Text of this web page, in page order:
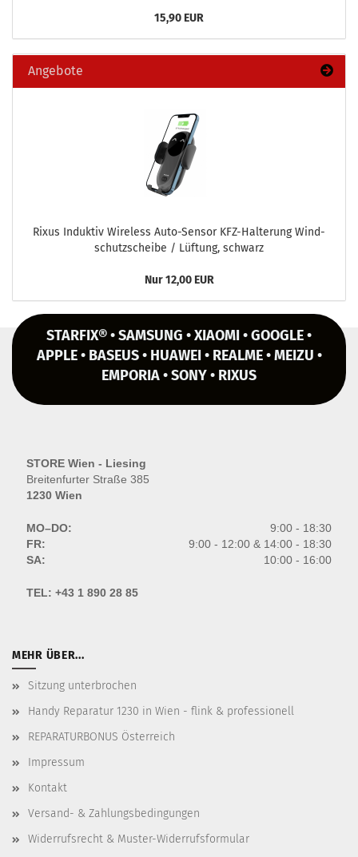
15,90 EUR
Angebote
Rixus In­duk­tiv Wire­less Auto-​Sensor KFZ-​Halterung Wind­
schutz­schei­be / Lüf­tung, schwarz
Nur 12,00 EUR
STARFIX® • SAMSUNG • XIAOMI • GOOGLE •
APPLE • BASEUS • HUAWEI • REALME • MEIZU •
EMPORIA • SONY • RIXUS
STORE Wien - Liesing
Breitenfurter Straße 385
1230 Wien
MO–DO:
9:00 - 18:30
FR:
9:00 - 12:00 & 14:00 - 18:30
SA:
10:00 - 16:00
TEL: +43 1 890 28 85
MEHR ÜBER...
Sitzung unterbrochen
Handy Reparatur 1230 in Wien - flink & professionell
REPARATURBONUS Österreich
Impressum
Kontakt
Versand- & Zahlungsbedingungen
Widerrufsrecht & Muster-Widerrufsformular